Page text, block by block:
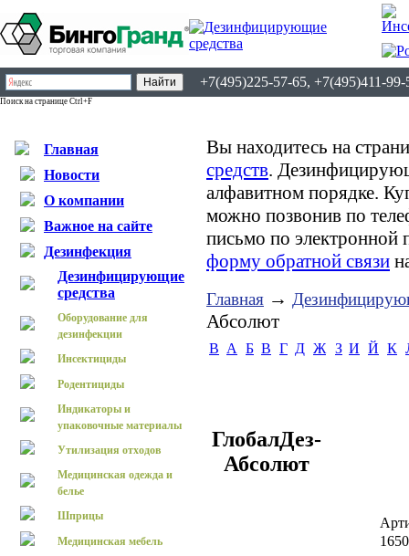
+7(495)225-57-65, +7(495)411-99-
Поиск на странице Ctrl+F
Главная
Новости
О компании
Важное на сайте
Дезинфекция
Дезинфицирующие
средства
Оборудование для
дезинфекции
Инсектициды
Родентициды
Индикаторы и
упаковочные материалы
Утилизация отходов
Медицинская одежда и
белье
Шприцы
Медицинская мебель
Вы находитесь на
средств.
алфавитном порядке.
можно позвонив по
письмо по электронной
форму обратной связи
Главная →
Абсолют
B А Б В Г Д Ж З И Й К
ГлобалДез-
Абсолют